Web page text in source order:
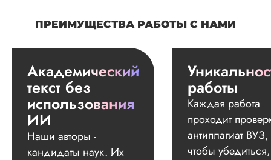
ПРЕИМУЩЕСТВА РАБОТЫ С НАМИ
Академический
текст без
использования
ИИ
Наши авторы -
кандидаты наук. Их
работы
Каждая работа
проходит
антиплагиат ВУЗ,
чтобы